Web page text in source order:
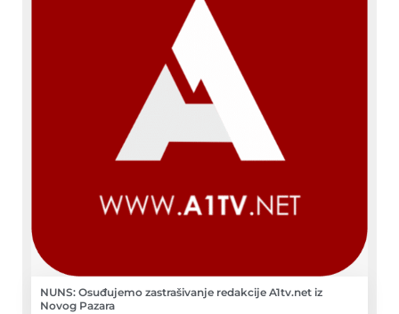
NUNS: Osuđujemo zastrašivanje redakcije A1tv.net iz
Novog Pazara